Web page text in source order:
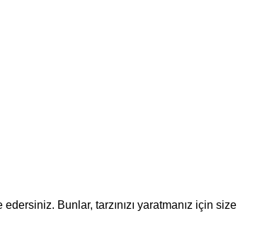
Bunlar, tarzınızı yaratmanız için size